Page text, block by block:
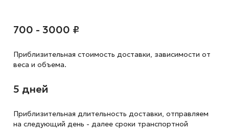
700 - 3000 ₽
Приблизительная стоимость доставки, зависимости от
веса и объема.
5 дней
Приблизительная длительность доставки, отправляем
на следующий день - далее сроки транспортной